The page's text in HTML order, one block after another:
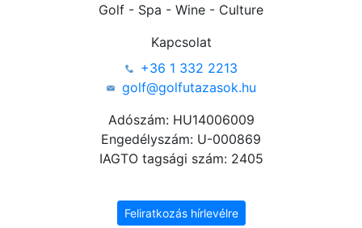
Golf - Spa - Wine - Culture
Kapcsolat
+36 1 332 2213
golf@golfutazasok.hu
Adószám: HU14006009
Engedélyszám: U-000869
IAGTO tagsági szám: 2405
Feliratkozás hírlevélre